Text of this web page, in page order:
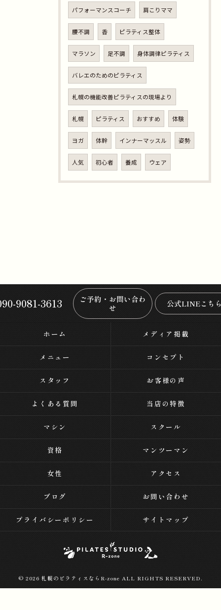
パフォーマンスコーチ 肩こりママ
腰不調 香 ピラティス整体
マラソン 足不調 身体調律ピラティス
バレエのためのピラティス
札幌の機能改善ピラティスの現場より
札幌 ピラティス おすすめ 体験
ヨガ 体幹 インナーマッスル 姿勢
人気 初心者 養成 ウェア
9081-3613
ご予約・お問い合わ
せ
公式LINEこち
ホーム メディア掲載
メニュー コンセプト
スタッフ お客様の声
よくある質問 当店の特徴
マシン スクール
資格 マンツーマン
女性 アクセス
ブログ お問い合わせ
プライバシーポリシー サイトマップ
© 2026 札幌のピラティスならR-zone ALL RIGHTS RESERVED.